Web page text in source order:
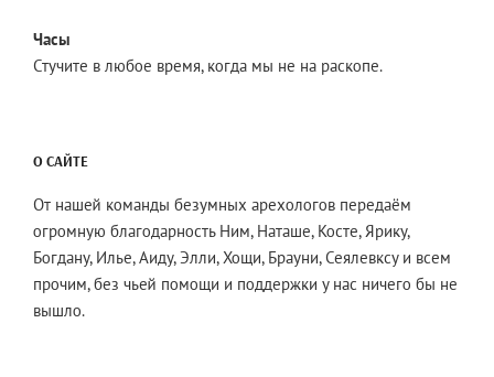
Часы
Стучите в любое время, когда мы не на раскопе.
О САЙТЕ
От нашей команды безумных арехологов передаём
огромную благодарность Ним, Наташе, Косте, Ярику,
Богдану, Илье, Аиду, Элли, Хощи, Брауни, Сеялевксу и всем
прочим, без чьей помощи и поддержки у нас ничего бы не
вышло.